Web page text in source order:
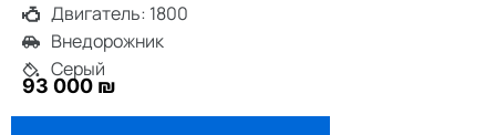
Двигатель: 1800
Внедорожник
Серый
93 000 ₪